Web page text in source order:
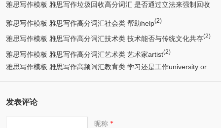
affects relationship(2)
雅思写作模板 雅思写作垃圾回收高分词汇 是否通过立法来强制回收
垃圾(2)
雅思写作模板 雅思写作高分词汇社会类 帮助help(2)
雅思写作模板 雅思写作高分词汇技术类 技术能否与传统文化共存(2)
雅思写作模板 雅思写作高分词汇艺术类 艺术家artist(2)
雅思写作模板 雅思写作高频词汇教育类 学习还是工作university or
(2)
发表评论
昵称*